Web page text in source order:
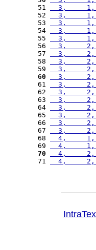
51
3,
52
3,
53
3,
54
3,
55
3,
56
3,
57
3,
58
3,
59
3,
60
3,
61
3,
62
3,
63
3,
64
3,
65
3,
66
3,
67
3,
68
4,
69
4,
70
4,
71
4,